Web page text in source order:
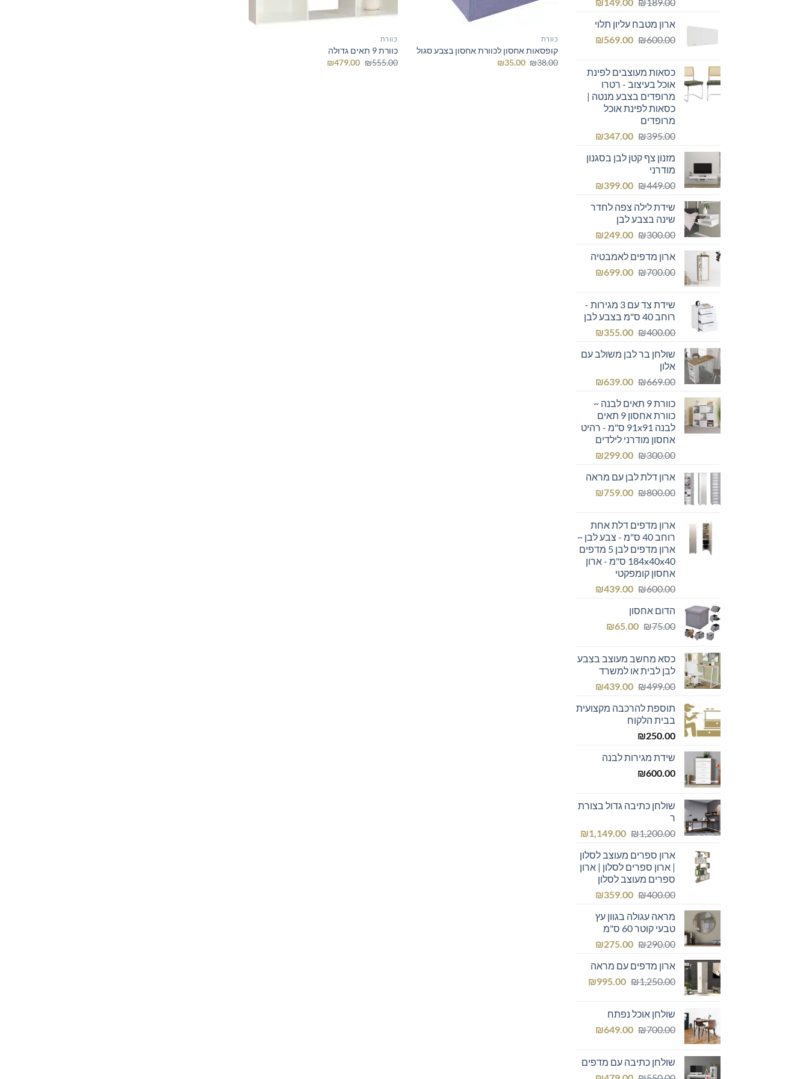
₪189.00
היה:
₪189.00.
₪149.00
הוא:
₪149.00.
ארון מטבח עליון תלוי
₪600.00
המחיר
₪600.00.
₪569.00
המחיר
₪569.00.כסאות מעוצבים לפינת
אוכל בעיצוב - רטרו
מרופדים בצבע מנטה |
כסאות לפינת אוכל
מרופדים
₪395.00
המחיר
היה:
₪347.00
המחיר
הוא:
מזנון צף קטן לבן בסגנון
מודרני
₪449.00
המחיר
היה:
₪449.00.
₪399.00
המחיר
הוא:שידת לילה צפה לחדר
שינה בצבע לבן
₪300.00
המחיר
היה:
₪300.00.
₪249.00
המחיר
הוא:
₪249.00.
ארון מדפים לאמבטיה
₪700.00
המחיר
₪700.00.
₪699.00
המחיר
₪699.00.שידת צד עם 3 מגירות -
רוחב 40 ס"מ בצבע לבן
₪400.00
המחיר
היה:
₪355.00
המחיר
הוא:
שולחן בר לבן משולב עם
אלון
₪669.00
המחיר
היה:
₪669.00.
₪639.00
המחיר
הוא:כוורת 9 תאים לבנה ~
כוורת אחסון 9 תאים
לבנה 91x91 ס"מ - רהיט
אחסון מודרני לילדים
₪300.00
המחיר
היה:
₪300.00.
₪299.00
המחיר
הוא:
₪299.00.
ארון דלת לבן עם מראה
₪800.00
המחיר
₪800.00.
₪759.00
המחיר
₪759.00.ארון מדפים דלת אחת
רוחב 40 ס"מ - צבע לבן ~
ארון מדפים לבן 5 מדפים
184x40x40 ס"מ - ארון
אחסון קומפקטי
₪600.00
המחיר
היה:
₪600.00.
₪439.00
המחיר
הדום אחסון
₪75.00
המחיר
₪75.00.
₪65.00
המחיר
₪65.00.
כסא מחשב מעוצב בצבע
לבן לבית או למשרד
₪499.00
המחיר
היה:
₪499.00.
₪439.00
המחיר
הוא:
תוספת להרכבה מקצועית
בבית הלקוח
₪250.00
שידת מגירות לבנה
₪600.00
שולחן כתיבה גדול בצורת
ר
₪1,200.00
המחיר
היה:
₪1,200.00.
₪1,149.00
המחיר
הוא:
₪1,149.00.
ארון ספרים מעוצב לסלון
| ארון ספרים לסלון | ארון
ספרים מעוצב לסלון
₪400.00
המחיר
היה:
₪400.00.
₪359.00
המחיר
הוא:מראה עגולה בגוון עץ
טבעי קוטר 60 ס"מ
₪290.00
המחיר
היה:
₪290.00.
₪275.00
המחיר
הוא:
₪275.00.
ארון מדפים עם מראה
₪1,250.00
המחיר
₪1,250.00.
₪995.00
המחיר
שולחן אוכל נפתח
₪700.00
המחיר
₪700.00.
₪649.00
המחיר
₪649.00.שולחן כתיבה עם מדפים
כוורת
קופסאות אחסון לכוורת אחסון בצבע סגול
₪38.00
המחיר₪35.00
כוורת
כוורת 9 תאים גדולה
₪555.00
המחיר ₪479.00
המחיר